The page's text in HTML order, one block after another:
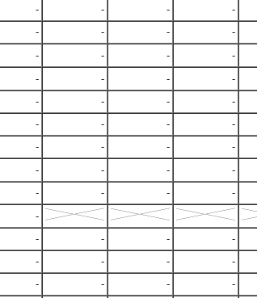
- - - -
- - - -
- - - -
- - - -
- - - -
- - - -
- - - -
- - - -
- - - -
-
- - - -
- - - -
- - - -